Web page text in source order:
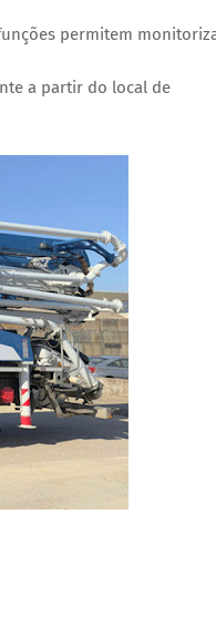
permitem
a partir do local de